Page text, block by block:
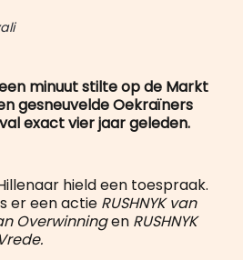
minuut stilte op de Markt
gesneuvelde Oekraïners
exact vier jaar geleden.
hield een toespraak.
er een actie RUSHNYK van
Overwinningen RUSHNYK